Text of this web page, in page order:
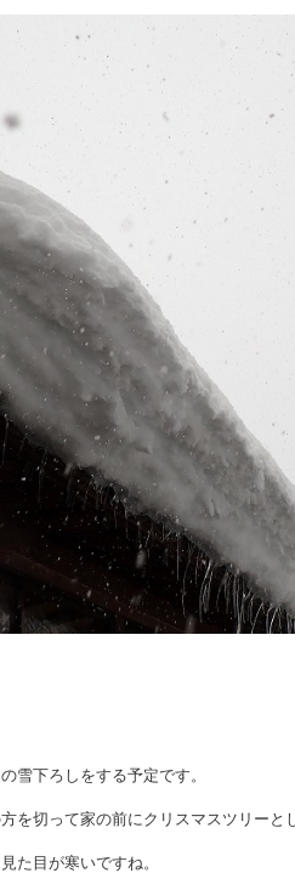
雪下ろしをする予定です。
を切って家の前にクリスマスツリーと
た目が寒いですね。